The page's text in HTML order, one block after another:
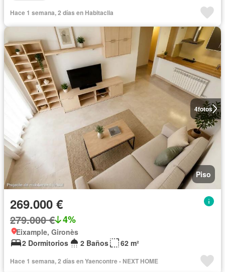
Hace 1 semana, 2 días en Habitaclia
4fotos
Piso
269.000 €
279.000 € 4%
Eixample, Gironès
2 Dormitorios
2 Baños 62 m²
Hace 1 semana, 2 días en Yaencontre - NEXT HOME